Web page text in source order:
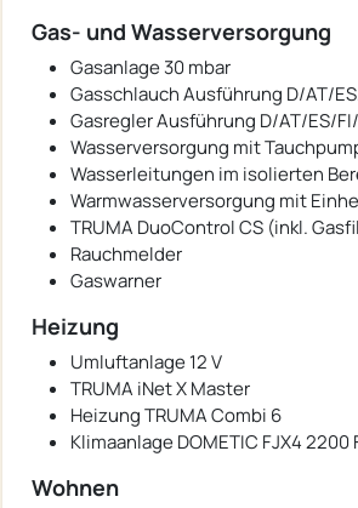
Gas- und Wasserversorgung
Gasanlage 30 mbar
Gasschlauch Ausführung D/AT/
Gasregler Ausführung D/AT/ES/
Wasserversorgung mit
Wasserleitungen im isolierten
Warmwasserversorgung mit
TRUMA DuoControl CS (inkl.
Rauchmelder
Gaswarner
Heizung
Umluftanlage 12 V
TRUMA iNet X Master
Heizung TRUMA Combi 6
Klimaanlage DOMETIC FJX4 2200
Wohnen